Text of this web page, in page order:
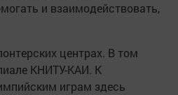
и взаимодействовать,
центрах. В том
КНИТУ-КАИ. К
играм здесь